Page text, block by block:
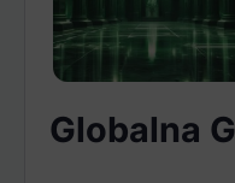
Globalna